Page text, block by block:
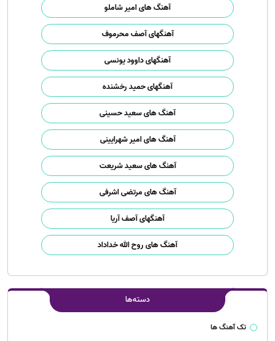
آهنگ های امیر شاملو
آهنگهای آصف محرموف
آهنگهای داوود یونسی
آهنگهای حمید رخشنده
آهنگ های سعید حسینی
آهنگ های امیر شهرایینی
آهنگ های سعید شریعت
آهنگ های مرتضی اشرفی
آهنگهای آصف آریا
آهنگ های روح الله خداداد
دسته‌ها
تک آهنگ ها